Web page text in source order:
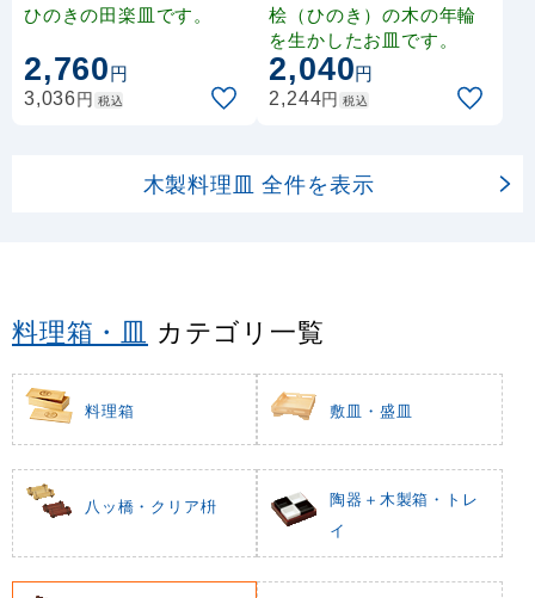
ひのきの田楽皿です。
2,760円
3,036円 税込
桧（ひのき）の木の年輪
を生かしたお皿です。
2,040円
2,244円 税込
木製料理皿 全件を表示
料理箱・皿 カテゴリ一覧
料理箱 敷皿・盛皿
八ッ橋・クリア枡
陶器＋木製箱・トレ
イ